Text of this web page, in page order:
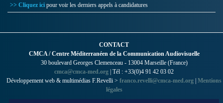
>> Cliquez ici pour voir les derniers appels à candidatures
CONTACT
CMCA / Centre Méditerranéen de la Communication Audiovisuelle
30 boulevard Georges Clemenceau - 13004 Marseille (France)
cmca@cmca-med.org | Tél : +33(0)4 91 42 03 02
Développement web & multimédias F.Revelli > franco.revelli@cmca-med.org | Mentions
légales